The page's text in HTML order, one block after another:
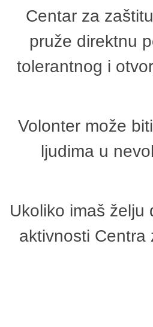
Centar za
pruže direktnu
tolerantnog i
Volonter može
ljudima u
Ukoliko imaš
aktivnosti